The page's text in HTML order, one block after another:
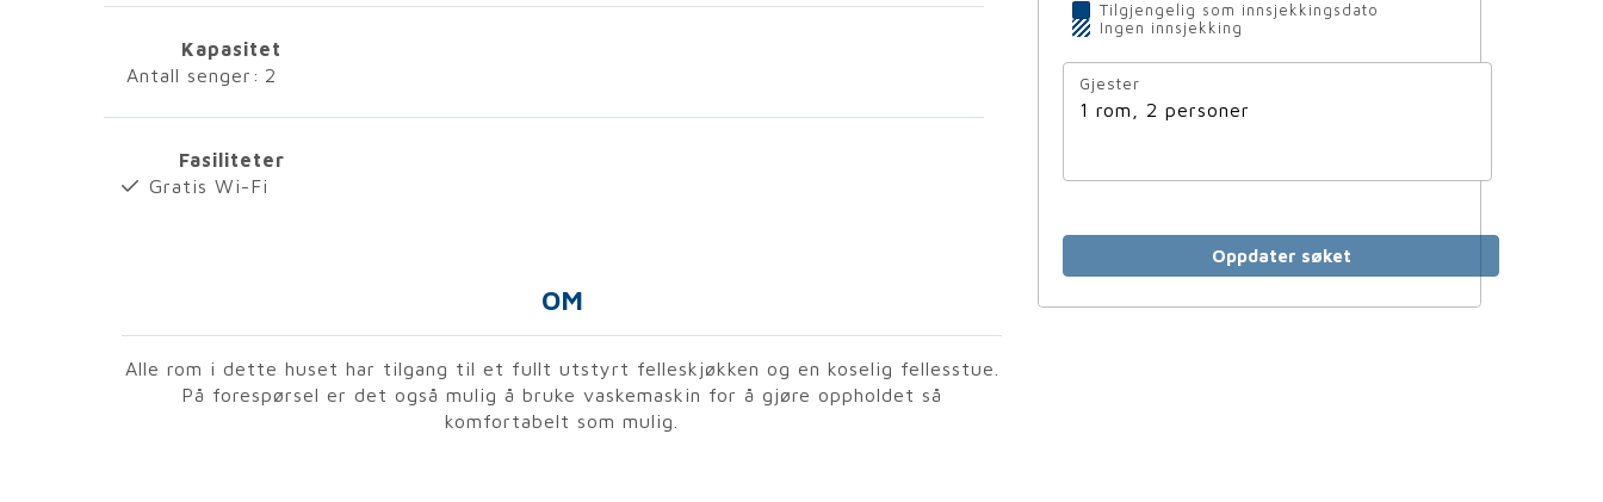
Kapasitet
Antall senger: 2
Fasiliteter
Gratis Wi-Fi
OM
Alle rom i dette huset har tilgang til et fullt utstyrt felleskjøkken og en koselig fellesstue.
På forespørsel er det også mulig å bruke vaskemaskin for å gjøre oppholdet så
komfortabelt som mulig.
Tilgjengelig som innsjekkingsdato
Ingen innsjekking
Gjester
1 rom, 2 personer
Oppdater søket